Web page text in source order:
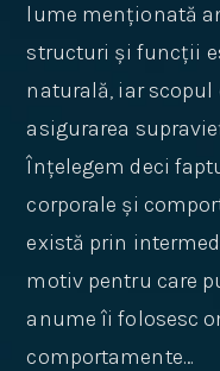
lume menționată
structuri și funcții
naturală, iar
asigurarea
Înțelegem deci
corporale și
există prin
motiv pentru care
anume îi folosesc
comportamente…